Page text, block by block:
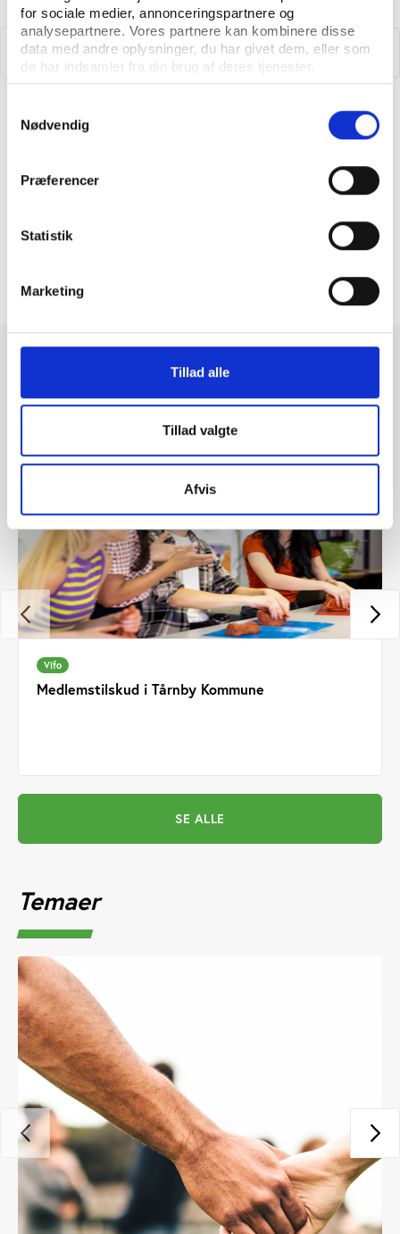
for sociale medier, annonceringspartnere og
analysepartnere. Vores partnere kan kombinere disse
data med andre oplysninger, du har givet dem, eller som
de har indsamlet fra din brug af deres tjenester.
Nødvendig
Præferencer
Statistik
Marketing
Tillad alle
Tillad valgte
Afvis
Folkeoplysningsloven
Igangværende undersøgelser
Vifo
Medlemstilskud i Tårnby Kommune
SE ALLE
Temaer